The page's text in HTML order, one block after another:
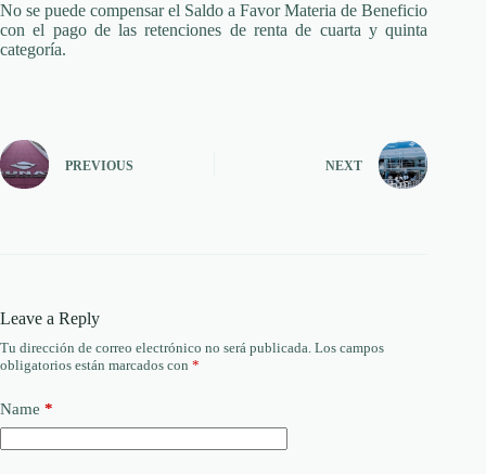
No se puede compensar el Saldo a Favor Materia de Beneficio
con el pago de las retenciones de renta de cuarta y quinta
categoría.
PREVIOUS NEXT
Leave a Reply
Tu dirección de correo electrónico no será publicada. Los campos
obligatorios están marcados con *
Name *